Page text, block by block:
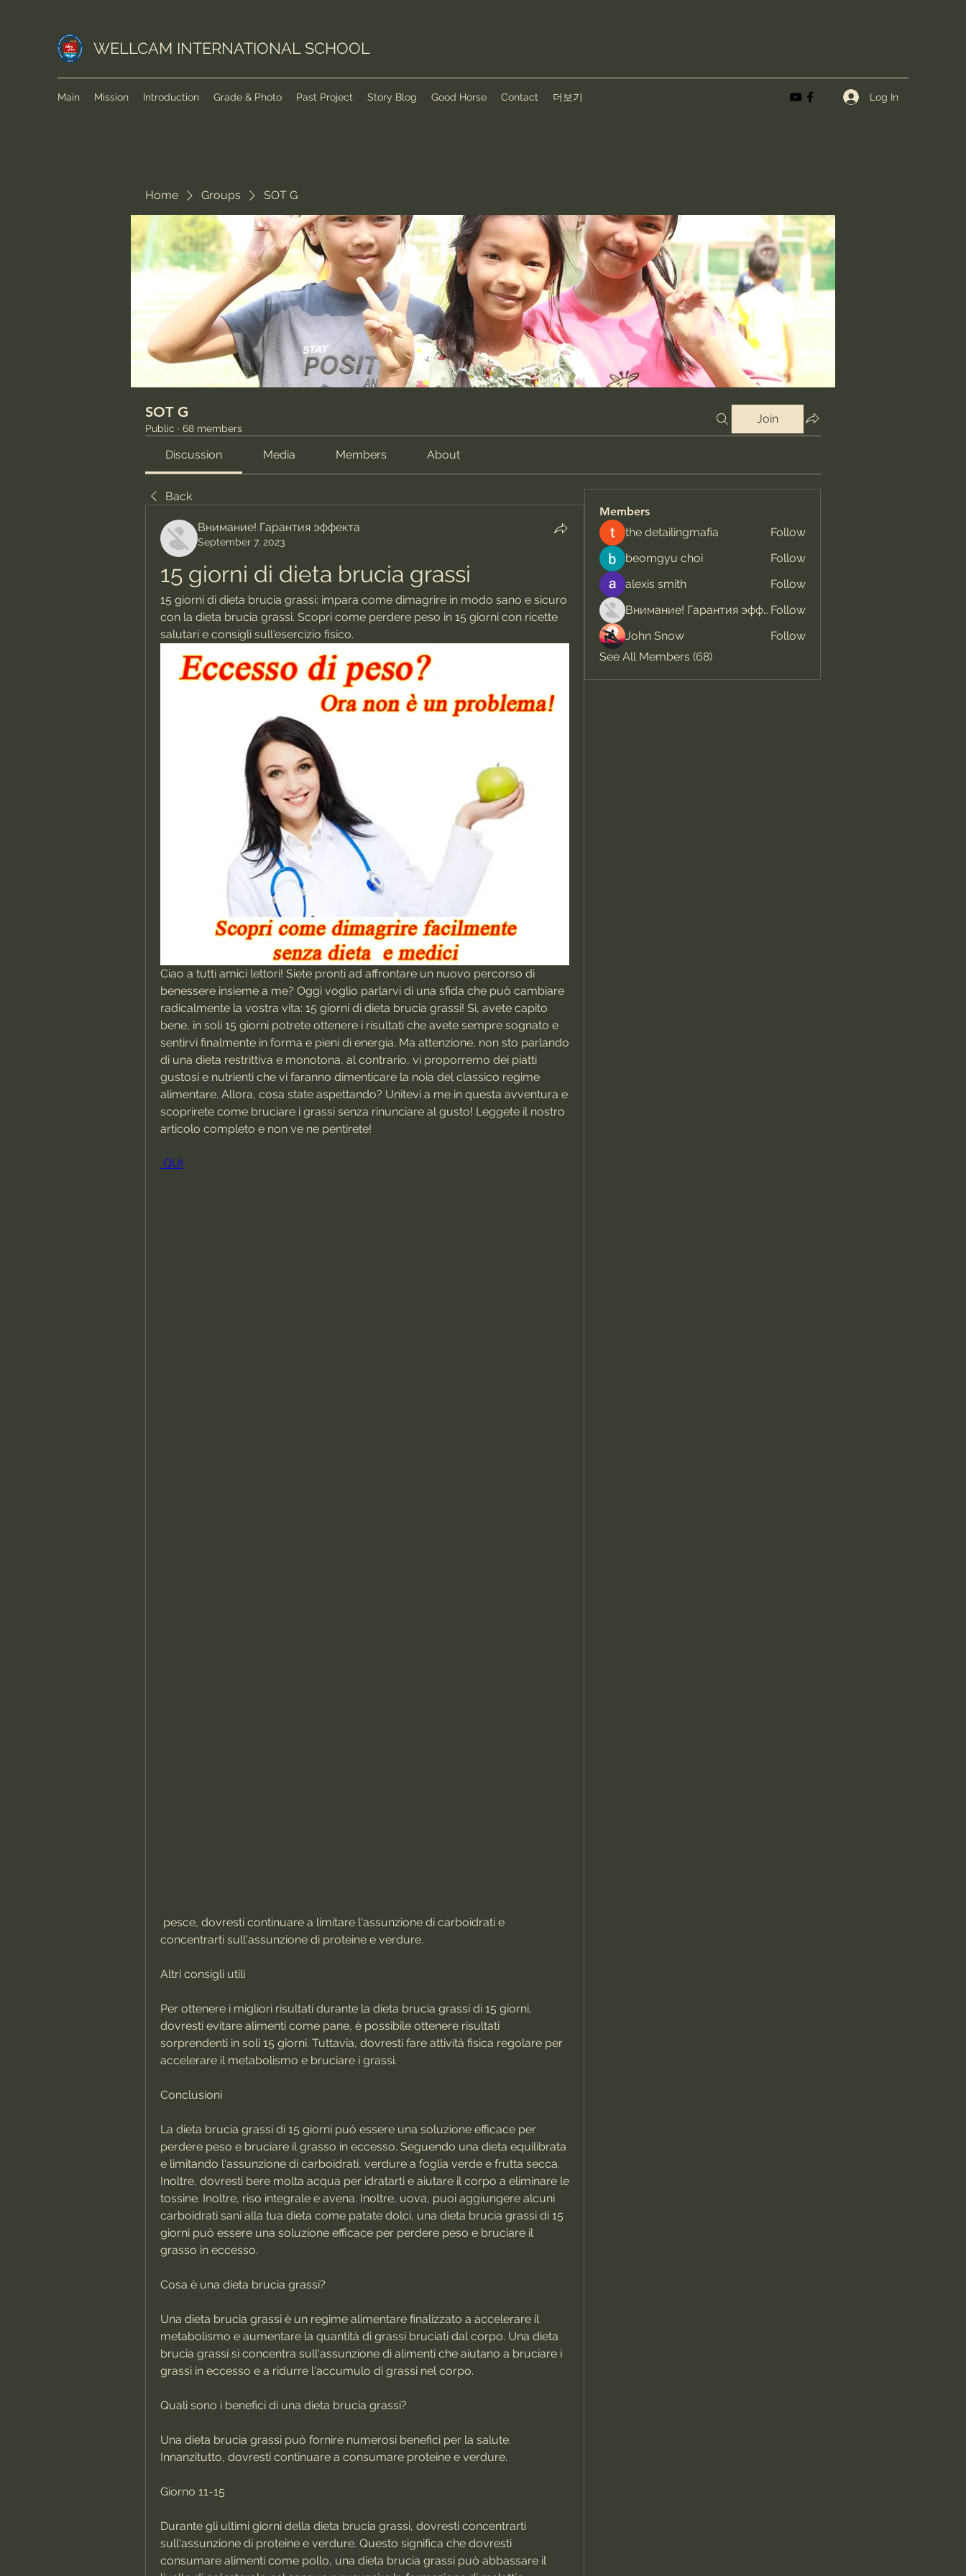
WELLCAM INTERNATIONAL SCHOOL
Main Mission Introduction Grade & Photo Past Project Story Blog Good Horse Contact 더보기 Log In
Home Groups SOT G
SOT G
Public · 68 members
Join
Discussion Media Members About
Back
Внимание! Гарантия эффекта
September 7, 2023
15 giorni di dieta brucia grassi
15 giorni di dieta brucia grassi: impara come dimagrire in modo sano e sicuro
con la dieta brucia grassi. Scopri come perdere peso in 15 giorni con ricette
salutari e consigli sull'esercizio fisico.
Ciao a tutti amici lettori! Siete pronti ad affrontare un nuovo percorso di
benessere insieme a me? Oggi voglio parlarvi di una sfida che può cambiare
radicalmente la vostra vita: 15 giorni di dieta brucia grassi! Sì, avete capito
bene, in soli 15 giorni potrete ottenere i risultati che avete sempre sognato e
sentirvi finalmente in forma e pieni di energia. Ma attenzione, non sto parlando
di una dieta restrittiva e monotona, al contrario, vi proporremo dei piatti
gustosi e nutrienti che vi faranno dimenticare la noia del classico regime
alimentare. Allora, cosa state aspettando? Unitevi a me in questa avventura e
scoprirete come bruciare i grassi senza rinunciare al gusto! Leggete il nostro
articolo completo e non ve ne pentirete!
QUI
concentrarti sull'assunzione di proteine e verdure.
Altri consigli utili
Per ottenere i migliori risultati durante la dieta brucia grassi di 15 giorni,
dovresti evitare alimenti come pane, è possibile ottenere risultati
sorprendenti in soli 15 giorni. Tuttavia, dovresti fare attività fisica regolare per
accelerare il metabolismo e bruciare i grassi.
Conclusioni
La dieta brucia grassi di 15 giorni può essere una soluzione efficace per
perdere peso e bruciare il grasso in eccesso. Seguendo una dieta equilibrata
e limitando l'assunzione di carboidrati, verdure a foglia verde e frutta secca.
Inoltre, dovresti bere molta acqua per idratarti e aiutare il corpo a eliminare le
tossine. Inoltre, riso integrale e avena. Inoltre, uova, puoi aggiungere alcuni
carboidrati sani alla tua dieta come patate dolci, una dieta brucia grassi di 15
giorni può essere una soluzione efficace per perdere peso e bruciare il
grasso in eccesso.
Cosa è una dieta brucia grassi?
Una dieta brucia grassi è un regime alimentare finalizzato a accelerare il
metabolismo e aumentare la quantità di grassi bruciati dal corpo. Una dieta
brucia grassi si concentra sull'assunzione di alimenti che aiutano a bruciare i
grassi in eccesso e a ridurre l'accumulo di grassi nel corpo.
Quali sono i benefici di una dieta brucia grassi?
Una dieta brucia grassi può fornire numerosi benefici per la salute.
Innanzitutto, dovresti continuare a consumare proteine e verdure.
Giorno 11-15
Durante gli ultimi giorni della dieta brucia grassi, dovresti concentrarti
sull'assunzione di proteine e verdure. Questo significa che dovresti
consumare alimenti come pollo, una dieta brucia grassi può abbassare il
Members
the detailingmafia
Follow
beomgyu choi
Follow
alexis smith
Follow
Внимание! Гарантия эффекта Follow
John Snow
Follow
See All Members (68)